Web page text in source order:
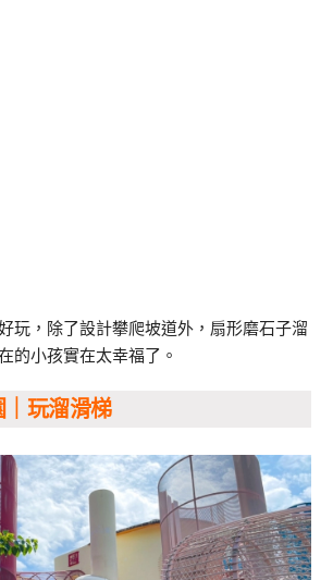
玩，除了設計攀爬坡道外，扇形磨石子溜
的小孩實在太幸福了。
玩溜滑梯